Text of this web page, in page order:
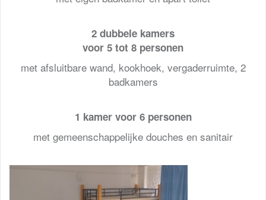
2 dubbele kamers
voor 5 tot 8 personen
met afsluitbare wand, kookhoek, vergaderruimte, 2
badkamers
1 kamer voor 6 personen
met gemeenschappelijke douches en sanitair